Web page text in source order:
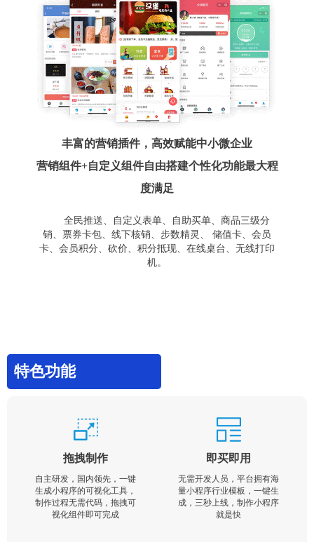
丰富的营销插件，高效赋能中小微企业
营销组件+自定义组件自由搭建个性化功能最大程
度满足
全民推送、自定义表单、自助买单、商品三级分
销、票券卡包、线下核销、步数精灵、 储值卡、会员
卡、会员积分、砍价、积分抵现、在线桌台、无线打印
机。
特色功能
拖拽制作
自主研发，国内领先，一键
生成小程序的可视化工具，
制作过程无需代码，拖拽可
视化组件即可完成
即买即用
无需开发人员，平台拥有海
量小程序行业模板，一键生
成，三秒上线，制作小程序
就是快